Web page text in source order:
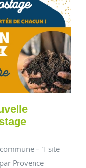
– 1 site
Provence